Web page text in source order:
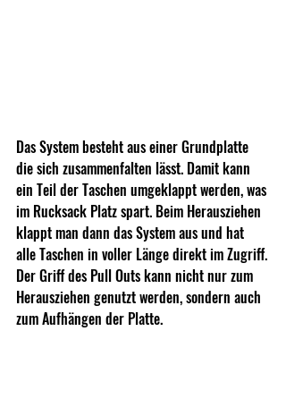
Das System besteht aus einer Grundplatte
die sich zusammenfalten lässt. Damit kann
ein Teil der Taschen umgeklappt werden, was
im Rucksack Platz spart. Beim Herausziehen
klappt man dann das System aus und hat
alle Taschen in voller Länge direkt im Zugriff.
Der Griff des Pull Outs kann nicht nur zum
Herausziehen genutzt werden, sondern auch
zum Aufhängen der Platte.